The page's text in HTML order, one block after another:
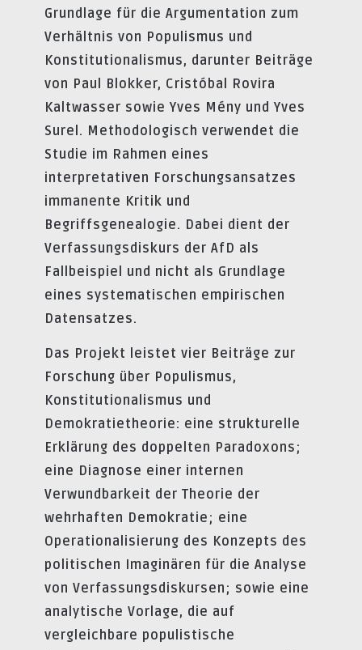
Grundlage für die Argumentation zum
Verhältnis von Populismus und
Konstitutionalismus, darunter Beiträge
von Paul Blokker, Cristóbal Rovira
Kaltwasser sowie Yves Mény und Yves
Surel. Methodologisch verwendet die
Studie im Rahmen eines
interpretativen Forschungsansatzes
immanente Kritik und
Begriffsgenealogie. Dabei dient der
Verfassungsdiskurs der AfD als
Fallbeispiel und nicht als Grundlage
eines systematischen empirischen
Datensatzes.
Das Projekt leistet vier Beiträge zur
Forschung über Populismus,
Konstitutionalismus und
Demokratietheorie: eine strukturelle
Erklärung des doppelten Paradoxons;
eine Diagnose einer internen
Verwundbarkeit der Theorie der
wehrhaften Demokratie; eine
Operationalisierung des Konzepts des
politischen Imaginären für die Analyse
von Verfassungsdiskursen; sowie eine
analytische Vorlage, die auf
vergleichbare populistische